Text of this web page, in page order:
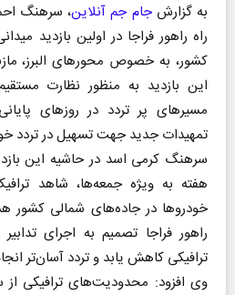
به گزارشجام جم آنلاین، سرهنگ
راه راهور فراجا در اولین بازدید
کشور، به خصوص محورهای البرز،
این بازدید به منظور نظارت
مسیرهای پر تردد در روزهای
تمهیدات جدید جهت تسهیل در تردد
سرهنگ کرمی اسد در حاشیه این
هفته به ویژه جمعه‌ها، شاهد
خودروها در جاده‌های شمالی کشور
راهور فراجا تصمیم به اجرای
ترافیکی کاهش یابد و تردد آسان‌تر